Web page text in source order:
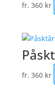
fr. 360 kr
fr. 360 kr